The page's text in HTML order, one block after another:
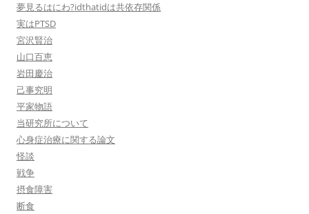
夢見るはにわ?idthatidは共依存関係
実はPTSD
宮沢賢治
山口百恵
岩田慶治
己事究明
平家物語
当研究所について
心身症治療に関する論文
怪談
戦争
摂食障害
断食